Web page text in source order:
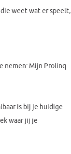
weet wat er speelt,
nemen: Mijn Prolinq
is bij je huidige
waar jij je